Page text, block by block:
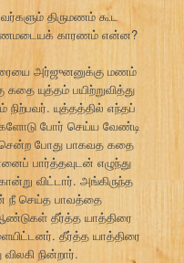
திருமணம் கூட
காரணம் என்ன?
அர்ஜுனனுக்கு மணம்
கதை யுத்தம் பயிற்றுவித்து
யுத்தத்தில் எந்தப்
போர் செய்ய வேண்டி
போது பாகவத கதை
பார்த்தவுடன் எழுந்து
விட்டார். அங்கிருந்த
நீ செய்த பாவத்தை
தீர்த்த யாத்திரை
தீர்த்த யாத்திரை
நின்றார்.